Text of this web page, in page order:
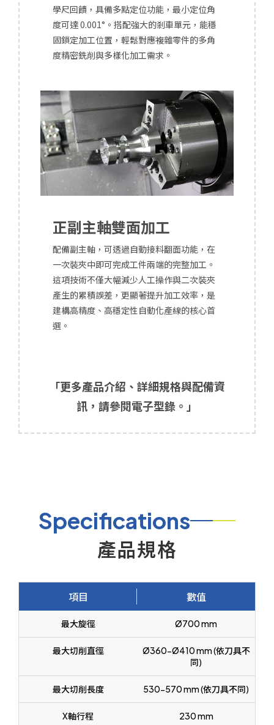
學尺回饋，具備多點定位功能，最小定位角
度可達 0.001°。搭配強大的剎車單元，能穩
固鎖定加工位置，輕鬆對應複雜零件的多角
度精密銑削與多樣化加工需求。
正副主軸雙面加工
配備副主軸，可透過自動接料翻面功能，在
一次裝夾中即可完成工件兩端的完整加工。
這項技術不僅大幅減少人工操作與二次裝夾
產生的累積誤差，更顯著提升加工效率，是
建構高精度、高穩定性自動化產線的核心首
選。
「更多產品介紹、詳細規格與配備資
訊，請參閱電子型錄。」
Specifications
產品規格
項目 數值
最大旋徑 Ø700 mm
最大切削直徑
Ø360-Ø410 mm (依刀具不
同)
最大切削長度 530-570 mm (依刀具不同)
X軸行程 230 mm